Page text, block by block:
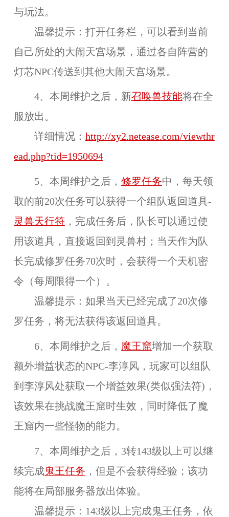
与玩法。
温馨提示：打开任务栏，可以看到当前
自己所处的大闹天宫场景，通过各自阵营的
灯芯NPC传送到其他大闹天宫场景。
4、本周维护之后， 新召唤兽技能将在全
服放出。
详细情况： http://xy2.netease.com/viewthr
ead.php?tid=1950694
5、本周维护之后， 修罗任务中，每天领
取的前20次任务可以获得一个组队返回道具-
灵兽天行符，完成任务后，队长可以通过使
用该道具，直接返回到灵兽村；当天作为队
长完成修罗任务70次时，会获得一个天机密
令 （每周限得一个）。
温馨提示：如果当天已经完成了20次修
罗任务，将无法获得该返回道具。
6、本周维护之后， 魔王窟增加一个获取
额外增益状态的NPC-李淳风 ，玩家可以组队
到李淳风处获取一个增益效果(类似强法符)，
该效果在挑战魔王窟时生效 ，同时降低了魔
王窟内一些怪物的能力。
7、本周维护之后， 3转143级以上可以继
续完成鬼王任务 ，但是不会获得经验；该功
能将在局部服务器放出体验。
温馨提示：143级以上完成鬼王任务，依